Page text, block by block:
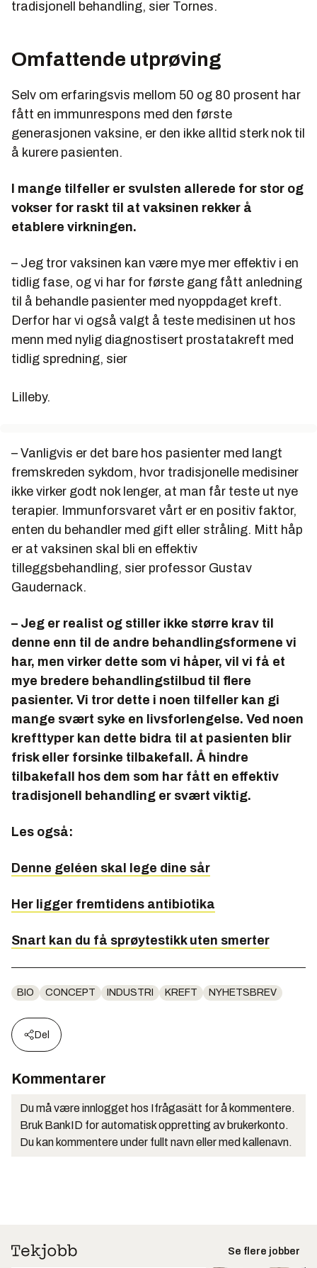
tradisjonell behandling, sier Tornes.
Omfattende utprøving
Selv om erfaringsvis mellom 50 og 80 prosent har
fått en immunrespons med den første
generasjonen vaksine, er den ikke alltid sterk nok til
å kurere pasienten.
I mange tilfeller er svulsten allerede for stor og
vokser for raskt til at vaksinen rekker å
etablere virkningen.
– Jeg tror vaksinen kan være mye mer effektiv­ i en
tidlig fase, og vi har for første gang fått anlednin­g
til å behandle pasienter med ny­oppdaget kreft.
Derfor har vi også valgt å teste medisinen ut hos
menn med nylig diagnostisert prostatakreft med
tidlig spredning, sier
Lilleby.
– Vanligvis er det bare hos pasienter med langt
fremskreden sykdom, hvor tradisjonelle medisiner
ikke virker godt nok lenger, at man får teste ut nye
terapier. Immunforsvaret vårt er en positiv faktor,
enten du behandler med gift eller stråling. Mitt håp
er at vaksinen skal bli en effektiv
tilleggsbehandling, sier professor Gustav
Gaudernack.
– Jeg er realist og stiller ikke større krav til
denne enn til de andre behandlingsformene vi
har, men virker dette som vi håper, vil vi få et
mye bredere behandlings­tilbud til flere
pasienter. Vi tror dette i noen tilfeller kan gi
mange svært syke en livsfor­lengelse. Ved noen
krefttyper kan dette bidra til at pasienten blir
frisk eller forsinke tilbakefall. Å hindre
tilbakefall hos dem som har fått en effektiv
tradisjonell behandling er svært viktig.
Les også:
Denne geléen skal lege dine sår
Her ligger fremtidens antibiotika
Snart kan du få sprøytestikk uten smerter
BIO CONCEPT INDUSTRI KREFT NYHETSBREV
Del
Kommentarer
Du må være innlogget hos Ifrågasätt for å kommentere.
Bruk BankID for automatisk oppretting av brukerkonto.
Du kan kommentere under fullt navn eller med kallenavn.
Se flere jobber